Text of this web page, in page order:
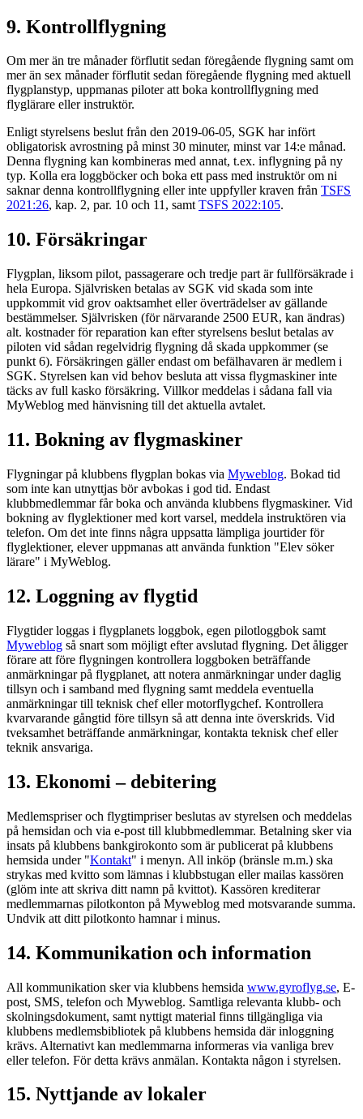
9. Kontrollflygning
Om mer än tre månader förflutit sedan föregående flygning samt om
mer än sex månader förflutit sedan föregående flygning med aktuell
flygplanstyp, uppmanas piloter att boka kontrollflygning med
flyglärare eller instruktör.
Enligt styrelsens beslut från den 2019-06-05, SGK har infört
obligatorisk avrostning på minst 30 minuter, minst var 14:e månad.
Denna flygning kan kombineras med annat, t.ex. inflygning på ny
typ. Kolla era loggböcker och boka ett pass med instruktör om ni
saknar denna kontrollflygning eller inte uppfyller kraven från TSFS
2021:26, kap. 2, par. 10 och 11, samtTSFS 2022:105.
10. Försäkringar
Flygplan, liksom pilot, passagerare och tredje part är fullförsäkrade i
hela Europa. Självrisken betalas av SGK vid skada som inte
uppkommit vid grov oaktsamhet eller överträdelser av gällande
bestämmelser. Självrisken (för närvarande 2500 EUR, kan ändras)
alt. kostnader för reparation kan efter styrelsens beslut betalas av
piloten vid sådan regelvidrig flygning då skada uppkommer (se
punkt 6). Försäkringen gäller endast om befälhavaren är medlem i
SGK. Styrelsen kan vid behov besluta att vissa flygmaskiner inte
täcks av full kasko försäkring. Villkor meddelas i sådana fall via
MyWeblog med hänvisning till det aktuella avtalet.
11. Bokning av flygmaskiner
Flygningar på klubbens flygplan bokas via Myweblog. Bokad tid
som inte kan utnyttjas bör avbokas i god tid. Endast
klubbmedlemmar får boka och använda klubbens flygmaskiner. Vid
bokning av flyglektioner med kort varsel, meddela instruktören via
telefon. Om det inte finns några uppsatta lämpliga jourtider för
flyglektioner, elever uppmanas att använda funktion "Elev söker
lärare" i MyWeblog.
12. Loggning av flygtid
Flygtider loggas i flygplanets loggbok, egen pilotloggbok samt
Myweblog så snart som möjligt efter avslutad flygning. Det åligger
förare att före flygningen kontrollera loggboken beträffande
anmärkningar på flygplanet, att notera anmärkningar under daglig
tillsyn och i samband med flygning samt meddela eventuella
anmärkningar till teknisk chef eller motorflygchef. Kontrollera
kvarvarande gångtid före tillsyn så att denna inte överskrids. Vid
tveksamhet beträffande anmärkningar, kontakta teknisk chef eller
teknik ansvariga.
13. Ekonomi – debitering
Medlemspriser och flygtimpriser beslutas av styrelsen och meddelas
på hemsidan och via e-post till klubbmedlemmar. Betalning sker via
insats på klubbens bankgirokonto som är publicerat på klubbens
hemsida under "Kontakt" i menyn. All inköp (bränsle m.m.) ska
strykas med kvitto som lämnas i klubbstugan eller mailas kassören
(glöm inte att skriva ditt namn på kvittot). Kassören krediterar
medlemmarnas pilotkonton på Myweblog med motsvarande summa.
Undvik att ditt pilotkonto hamnar i minus.
14. Kommunikation och information
All kommunikation sker via klubbens hemsida www.gyroflyg.se, E-
post, SMS, telefon och Myweblog. Samtliga relevanta klubb- och
skolningsdokument, samt nyttigt material finns tillgängliga via
klubbens medlemsbibliotek på klubbens hemsida där inloggning
krävs. Alternativt kan medlemmarna informeras via vanliga brev
eller telefon. För detta krävs anmälan. Kontakta någon i styrelsen.
15. Nyttjande av lokaler